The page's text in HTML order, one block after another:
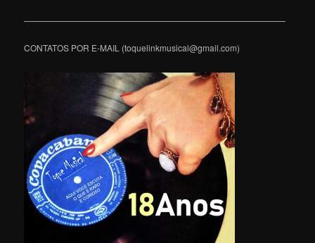
———————————————————————————————
CONTATOS POR E-MAIL (toquelinkmusical@gmail.com)